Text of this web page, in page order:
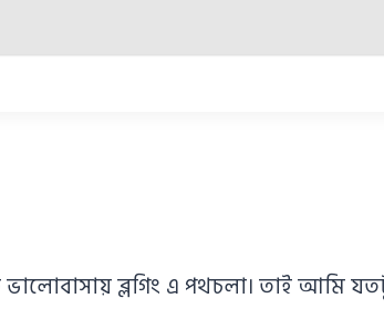
ভালোবাসায় ব্লগিং এ পথচলা। তাই আমি